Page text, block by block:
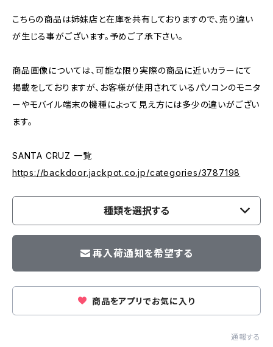
こちらの商品は姉妹店と在庫を共有しておりますので、売り違い
が生じる事がございます。予めご了承下さい。
商品画像については、可能な限り実際の商品に近いカラーにて
掲載をしておりますが、お客様が使用されているパソコンのモニタ
ーやモバイル端末の機種によって見え方には多少の違いがござい
ます。
SANTA CRUZ 一覧
https://backdoor.jackpot.co.jp/categories/3787198
種類を選択する
再入荷通知を希望する
商品をアプリでお気に入り
通報する